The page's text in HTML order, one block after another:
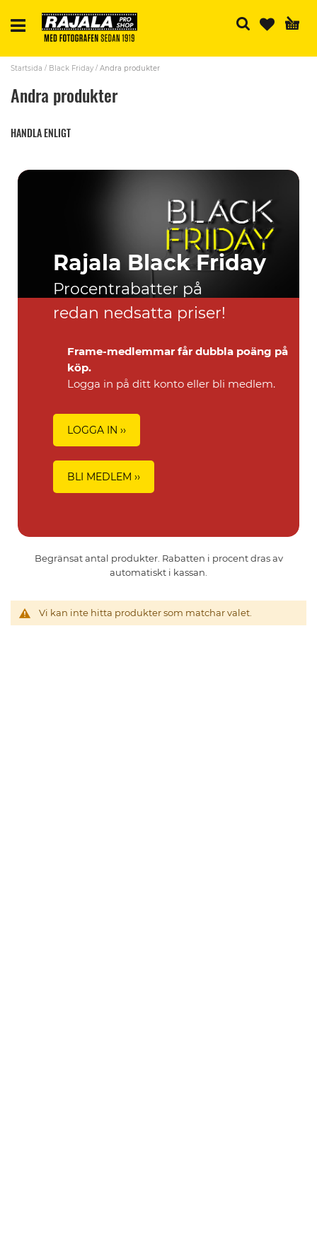
Startsida Black Friday Andra produkter
Andra produkter
Rajala Black Friday
Procentrabatter på
redan nedsatta priser!
Frame-medlemmar får dubbla poäng på
köp.
Logga in på ditt konto eller bli medlem.
LOGGA IN ››
BLI MEDLEM ››
Begränsat antal produkter. Rabatten i procent dras av
automatiskt i kassan.
Vi kan inte hitta produkter som matchar valet.
HANDLA ENLIGT